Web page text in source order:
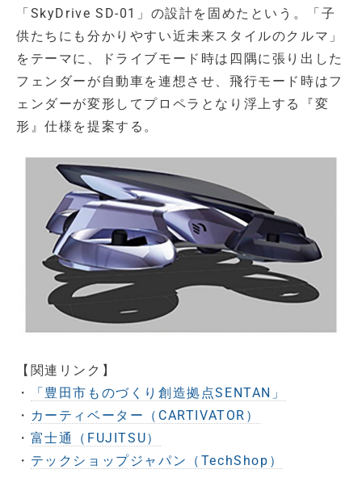
「SkyDrive SD-01」の設計を固めたという。「子
供たちにも分かりやすい近未来スタイルのクルマ」
をテーマに、ドライブモード時は四隅に張り出した
フェンダーが自動車を連想させ、飛行モード時はフ
ェンダーが変形してプロペラとなり浮上する『変
形』仕様を提案する。
【関連リンク】
・
「豊田市ものづくり創造拠点SENTAN」
・ カーティベーター（CARTIVATOR）
・ 富士通（FUJITSU）
・ テックショップジャパン（TechShop）